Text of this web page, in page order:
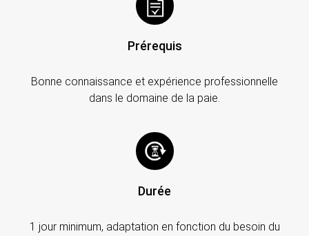
Prérequis
Bonne connaissance et expérience professionnelle
dans le domaine de la paie.
Durée
1 jour minimum, adaptation en fonction du besoin du